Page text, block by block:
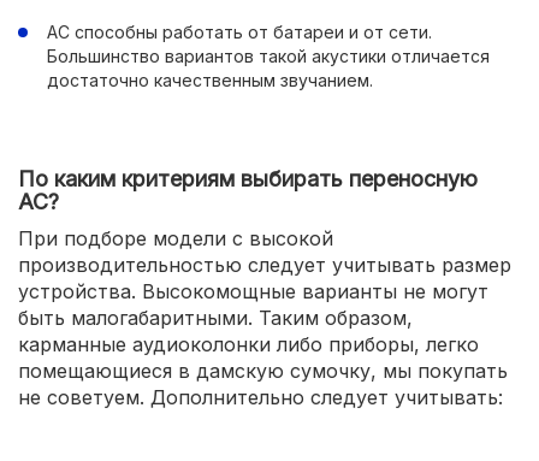
АС способны работать от батареи и от сети.
Большинство вариантов такой акустики отличается
достаточно качественным звучанием.
По каким критериям выбирать переносную
АС?
При подборе модели с высокой
производительностью следует учитывать размер
устройства. Высокомощные варианты не могут
быть малогабаритными. Таким образом,
карманные аудиоколонки либо приборы, легко
помещающиеся в дамскую сумочку, мы покупать
не советуем. Дополнительно следует учитывать: